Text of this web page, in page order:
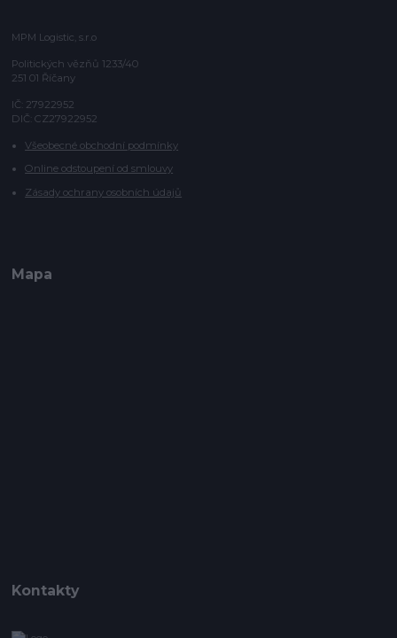
MPM Logistic, s.r.o
Politických vězňů 1233/40
251 01 Říčany
IČ: 27922952
DIČ: CZ27922952
Všeobecné obchodní podmínky
Online odstoupení od smlouvy
Zásady ochrany osobních údajů
Mapa
Kontakty